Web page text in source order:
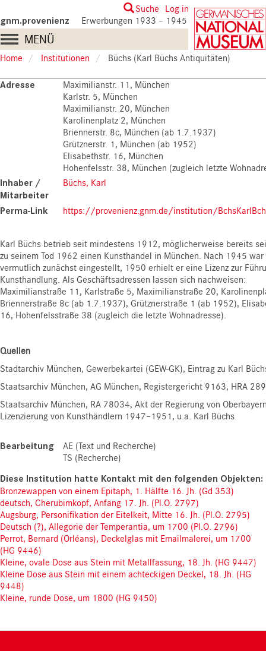
to
main
content
User
account
menu
Suche Log in
gnm.provenienz Erwerbungen 1933 – 1945
Main
navigation
MENÜ
Home Institutionen Büchs (Karl Büchs Antiquitäten)
Adresse
Maximilianstr. 11, München
Karlstr. 5, München
Maximilianstr. 20, München
Karolinenplatz 2, München
Briennerstr. 8c, München (ab 1.7.1937)
Grütznerstr. 1, München (ab 1952)
Elisabethstr. 16, München
Hohenfelsstr. 38, München (zugleich letzte
Inhaber /
Mitarbeiter
Büchs, Karl
Perma-Link https://provenienz.gnm.de/institution/
Karl Büchs betrieb seit mindestens 1912, möglicherweise bereits
zu seinem Tod 1962 einen Kunsthandel in München. Nach 1945
vermutlich zunächst eingestellt, 1950 erhielt er eine Lizenz zur
Kunsthandlung. Als Geschäftsadressen lassen sich nachweisen:
Maximilianstraße 11, Karlstraße 5, Maximilianstraße 20,
Briennerstraße 8c (ab 1.7.1937), Grütznerstraße 1 (ab 1952),
16, Hohenfelsstraße 38 (zugleich die letzte Wohnadresse).
Quellen
Stadtarchiv München, Gewerbekartei (GEW-GK), Eintrag zu Karl
Staatsarchiv München, AG München, Registergericht 9163, HRA
Staatsarchiv München, RA 78034, Akt der Regierung von
Lizenzierung von Kunsthändlern 1947–1951, u.a. Karl Büchs
Bearbeitung
AE (Text und Recherche)
TS (Recherche)
Bronzewappen von einem Epitaph, 1. Hälfte 16. Jh. (Gd 353)
deutsch, Cherubimkopf, Anfang 17. Jh. (Pl.O. 2797)
Augsburg, Personifikation der Eitelkeit, Mitte 16. Jh. (Pl.O. 2795)
Deutsch (?), Allegorie der Temperantia, um 1700 (Pl.O. 2796)
Perrot, Bernard (Orléans), Deckelglas mit Emailmalerei, um 1700
(HG 9446)
Kleine, ovale Dose aus Stein mit Metallfassung, 18. Jh. (HG 9447)
Kleine Dose aus Stein mit einem achteckigen Deckel, 18. Jh. (HG
9448)
Kleine, runde Dose, um 1800 (HG 9450)